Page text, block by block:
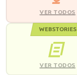
VER TODOS
WEBSTORIES
VER TODOS